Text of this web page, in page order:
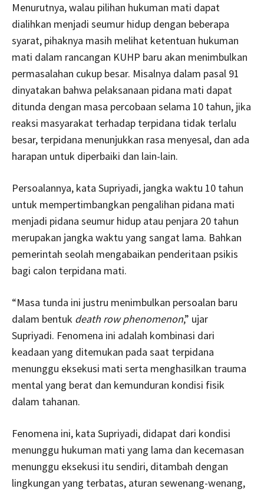
Menurutnya, walau pilihan hukuman mati dapat
dialihkan menjadi seumur hidup dengan beberapa
syarat, pihaknya masih melihat ketentuan hukuman
mati dalam rancangan KUHP baru akan menimbulkan
permasalahan cukup besar. Misalnya dalam pasal 91
dinyatakan bahwa pelaksanaan pidana mati dapat
ditunda dengan masa percobaan selama 10 tahun, jika
reaksi masyarakat terhadap terpidana tidak terlalu
besar, terpidana menunjukkan rasa menyesal, dan ada
harapan untuk diperbaiki dan lain-lain.
Persoalannya, kata Supriyadi, jangka waktu 10 tahun
untuk mempertimbangkan pengalihan pidana mati
menjadi pidana seumur hidup atau penjara 20 tahun
merupakan jangka waktu yang sangat lama. Bahkan
pemerintah seolah mengabaikan penderitaan psikis
bagi calon terpidana mati.
“Masa tunda ini justru menimbulkan persoalan baru
dalam bentuk death row phenomenon,” ujar
Supriyadi. Fenomena ini adalah kombinasi dari
keadaan yang ditemukan pada saat terpidana
menunggu eksekusi mati serta menghasilkan trauma
mental yang berat dan kemunduran kondisi fisik
dalam tahanan.
Fenomena ini, kata Supriyadi, didapat dari kondisi
menunggu hukuman mati yang lama dan kecemasan
menunggu eksekusi itu sendiri, ditambah dengan
lingkungan yang terbatas, aturan sewenang-wenang,